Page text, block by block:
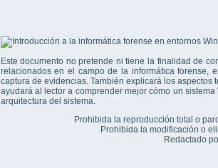
Este documento no pretende ni tiene la finalidad de
relacionados en el campo de la informática forense,
captura de evidencias. También explicará los
ayudará al lector a comprender mejor cómo un
arquitectura del sistema.
Prohibida la reproducción total o
Prohibida la modificación o
Redactado